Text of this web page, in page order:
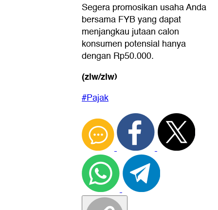
Segera promosikan usaha Anda
bersama FYB yang dapat
menjangkau jutaan calon
konsumen potensial hanya
dengan Rp50.000.
(zlw/zlw)
#Pajak